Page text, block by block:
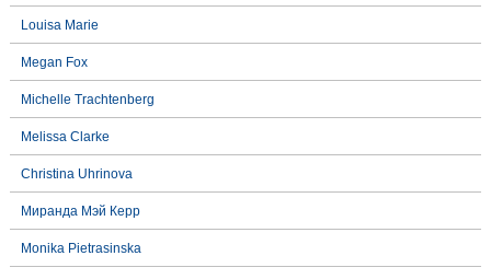
Louisa Marie
Megan Fox
Michelle Trachtenberg
Melissa Clarke
Christina Uhrinova
Миранда Мэй Керр
Monika Pietrasinska